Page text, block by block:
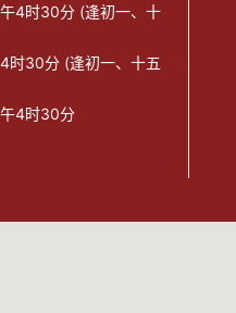
4时30分 (逢初一、十
时30分 (逢初一、十五
4时30分